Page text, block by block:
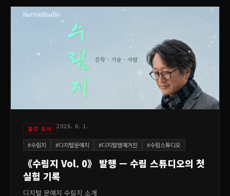
출간 도서 2026. 6. 1.
#수림지 #디지털문예지 #디지털웹매거진 #수림스튜디오
《수림지 Vol. 0》 발행 — 수림 스튜디오의 첫
실험 기록
디지털 문예지 수림지 소개